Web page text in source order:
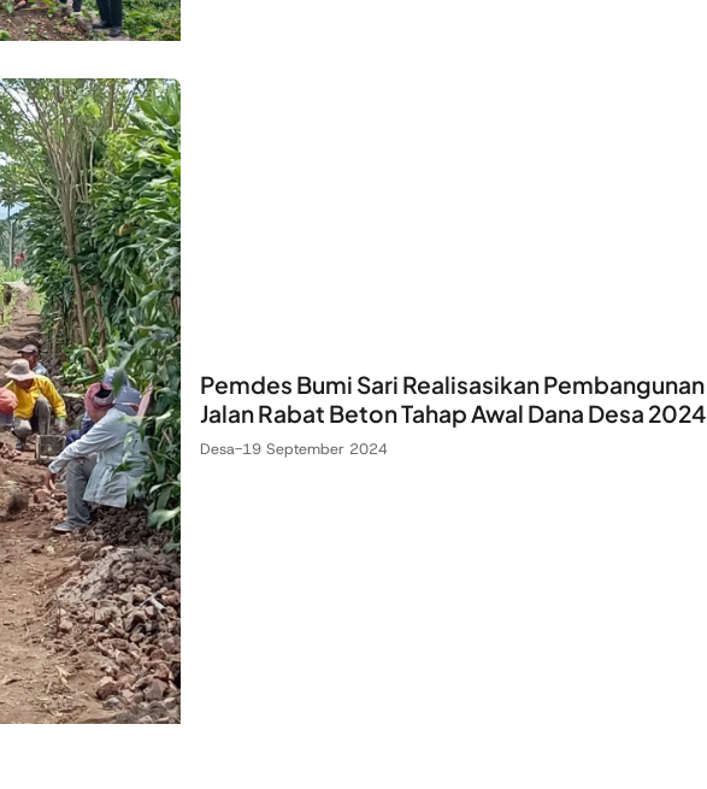
Pemdes Bumi Sari Realisasikan Pembangunan
Jalan Rabat Beton Tahap Awal Dana Desa 2024
Desa-19 September 2024